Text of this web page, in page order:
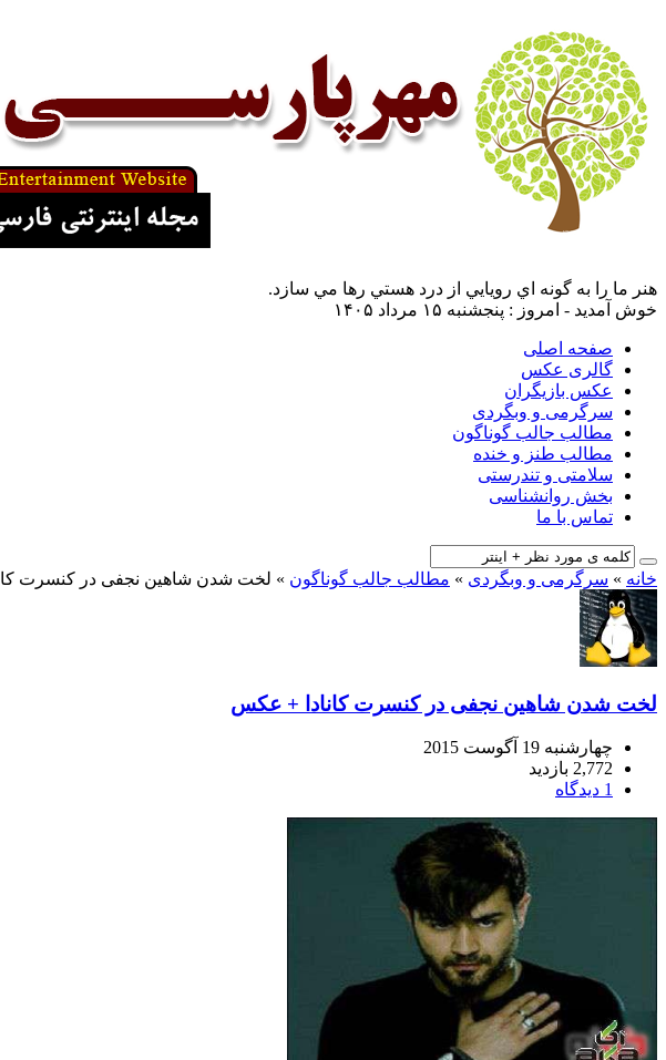
هنر ما را به گونه اي رويايي از درد هستي رها مي سازد.
خوش آمدید - امروز : پنجشنبه ۱۵ مرداد ۱۴۰۵
صفحه اصلی
گالری عکس
عکس بازیگران
سرگرمی و وبگردی
مطالب جالب گوناگون
مطالب طنز و خنده
سلامتی و تندرستی
بخش روانشناسی
تماس با ما
خانه » سرگرمی و وبگردی » مطالب جالب گوناگون » لخت شدن شاهین نجفی در کنسرت
لخت شدن شاهین نجفی در کنسرت کانادا + عکس
چهارشنبه 19 آگوست 2015
2,772 بازدید
1 دیدگاه